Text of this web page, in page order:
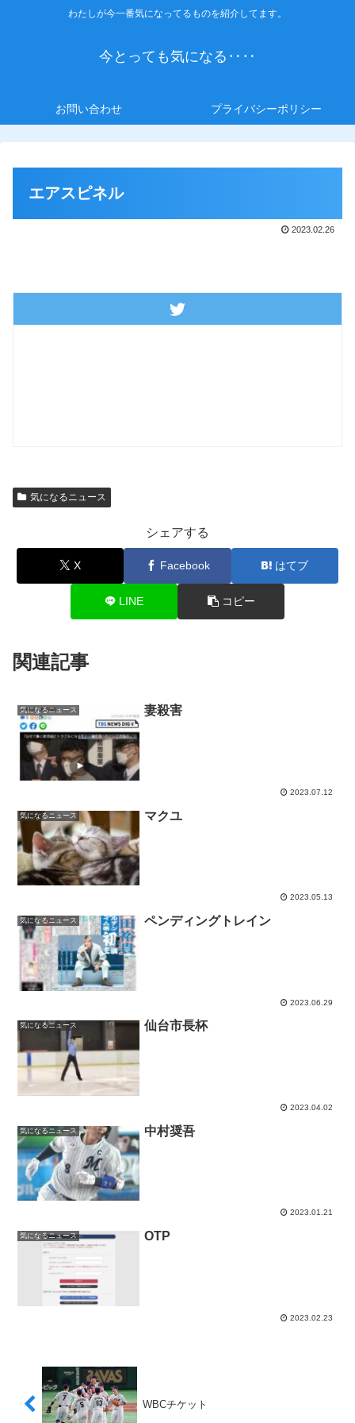
わたしが今一番気になってるものを紹介してます。
今とっても気になる‥‥
お問い合わせ プライバシーポリシー
エアスピネル
2023.02.26
気になるニュース
シェアする
X Facebook はてブ
LINE コピー
関連記事
気になるニュース 妻殺害
2023.07.12
気になるニュース マクユ
2023.05.13
気になるニュース ペンディングトレイン
2023.06.29
気になるニュース 仙台市長杯
2023.04.02
気になるニュース 中村奨吾
2023.01.21
気になるニュース OTP
2023.02.23
WBCチケット